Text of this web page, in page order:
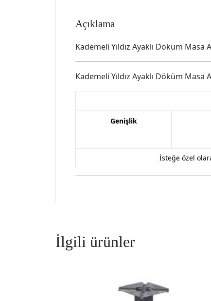
Açıklama
Kademeli Yıldız Ayaklı Döküm Masa
Kademeli Yıldız Ayaklı Döküm Masa
Genişlik
İsteğe özel
İlgili ürünler